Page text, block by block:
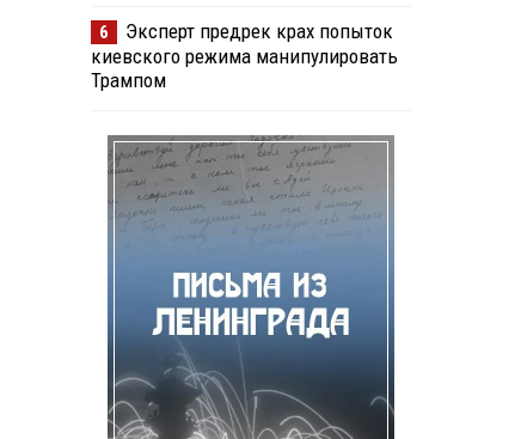
6
Эксперт предрек крах попыток
киевского режима манипулировать
Трампом